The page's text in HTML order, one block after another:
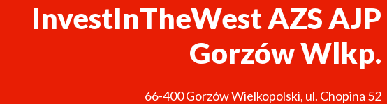
InvestInTheWest AZS AJP
Gorzów Wlkp.
66-400Gorzów Wielkopolski, ul. Chopina 52